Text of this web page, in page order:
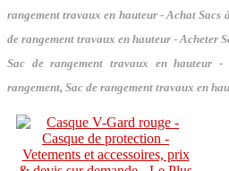
rangement travaux en hauteur - Achat Sacs
de rangement travaux en hauteur - Acheter
Sac de rangement travaux en hauteur
rangement, Sac de rangement travaux en